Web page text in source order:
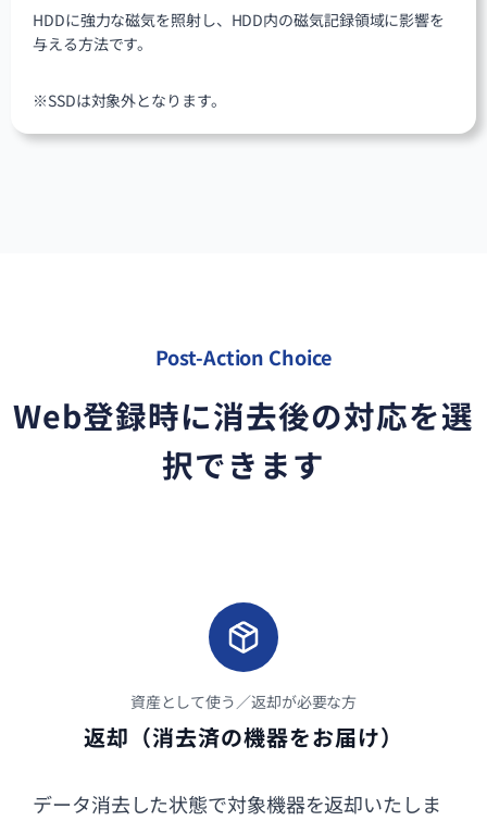
HDDに強力な磁気を照射し、HDD内の磁気記録領域に影響を
与える方法です。
※SSDは対象外となります。
Post-Action Choice
Web登録時に消去後の対応を選
択できます
資産として使う／返却が必要な方
返却（消去済の機器をお届け）
データ消去した状態で対象機器を返却いたしま